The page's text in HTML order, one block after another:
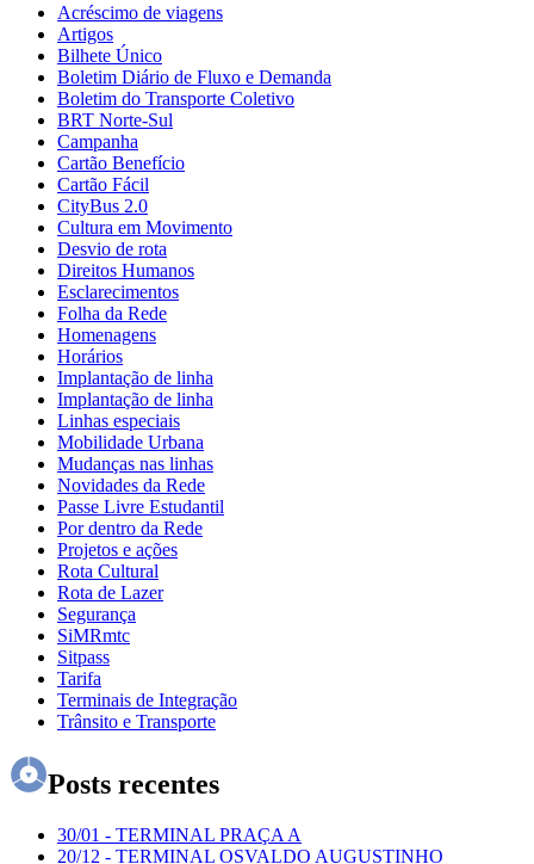
Acréscimo de viagens
Artigos
Bilhete Único
Boletim Diário de Fluxo e Demanda
Boletim do Transporte Coletivo
BRT Norte-Sul
Campanha
Cartão Benefício
Cartão Fácil
CityBus 2.0
Cultura em Movimento
Desvio de rota
Direitos Humanos
Esclarecimentos
Folha da Rede
Homenagens
Horários
Implantação de linha
Implantação de linha
Linhas especiais
Mobilidade Urbana
Mudanças nas linhas
Novidades da Rede
Passe Livre Estudantil
Por dentro da Rede
Projetos e ações
Rota Cultural
Rota de Lazer
Segurança
SiMRmtc
Sitpass
Tarifa
Terminais de Integração
Trânsito e Transporte
Posts recentes
30/01 - TERMINAL PRAÇA A
20/12 - TERMINAL OSVALDO AUGUSTINHO